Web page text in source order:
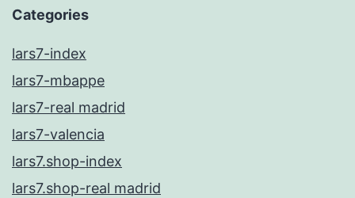
Categories
lars7-index
lars7-mbappe
lars7-real madrid
lars7-valencia
lars7.shop-index
lars7.shop-real madrid